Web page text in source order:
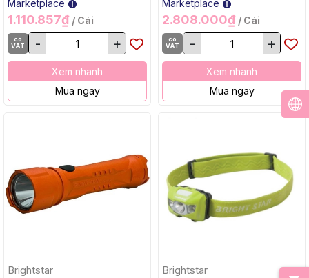
Marketplace
1.110.857₫ / Cái
có
VAT
- +
Xem nhanh
Mua ngay
Trung Quốc)
Marketplace
2.808.000₫ / Cái
có
VAT
- +
Xem nhanh
Mua ngay
Brightstar Brightstar